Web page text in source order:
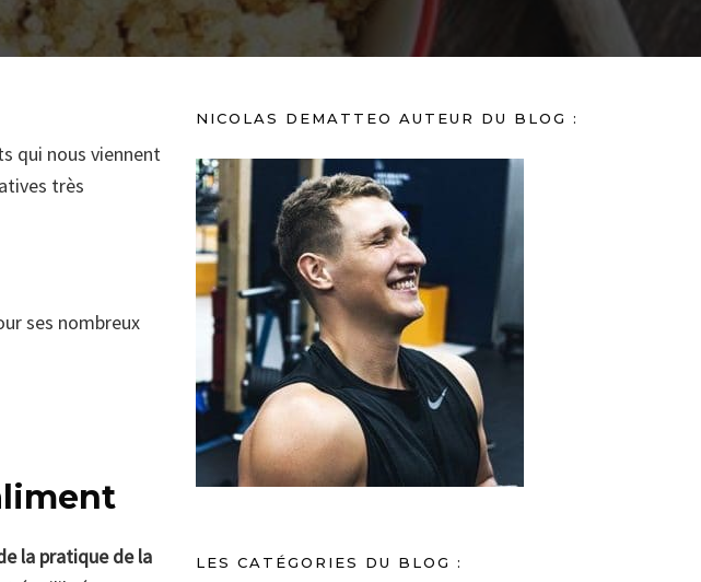
qui nous viennent
très
ses nombreux
la pratique de la
NICOLAS DEMATTEO AUTEUR DU BLOG :
LES CATÉGORIES DU BLOG :